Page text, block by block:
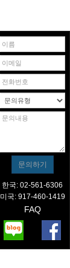
한국: 02-561-6306
미국: 917-460-1419
FAQ